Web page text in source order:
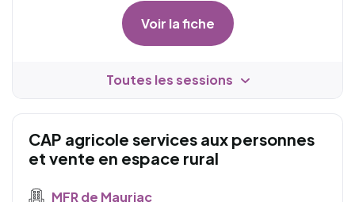
Voir la fiche
Toutes les sessions
CAP agricole services aux personnes
et vente en espace rural
MFR de Mauriac